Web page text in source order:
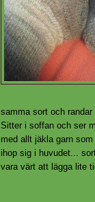
samma sort och randar
Sitter i soffan och ser
med allt jäkla garn
ihop sig i huvudet...
vara värt att lägga lite